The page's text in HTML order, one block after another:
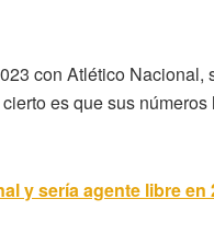
con Atlético
es que sus
y sería agente libre en